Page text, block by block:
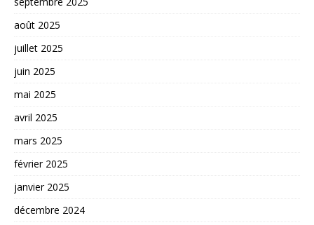
août 2025
juillet 2025
juin 2025
mai 2025
avril 2025
mars 2025
février 2025
janvier 2025
décembre 2024